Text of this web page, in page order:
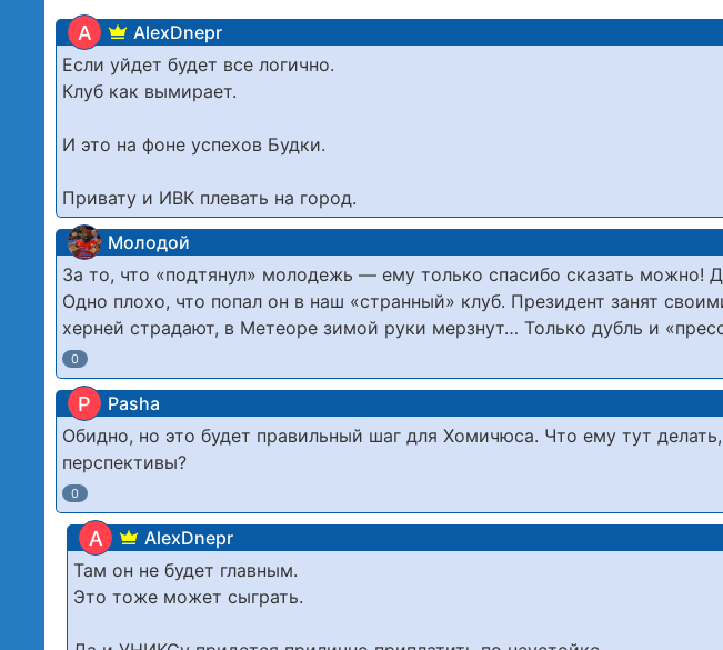
A AlexDnepr
Если уйдет будет все логично.
Клуб как вымирает.
И это на фоне успехов Будки.
Привату и ИВК плевать на город.
Молодой
За то, что «подтянул» молодежь — ему только спасибо сказать можно!
Одно плохо, что попал он в наш «странный» клуб. Президент занят
херней страдают, в Метеоре зимой руки мерзнут… Только дубль и
0
P Pasha
Обидно, но это будет правильный шаг для Хомичюса. Что ему тут
перспективы?
0
A AlexDnepr
Там он не будет главным.
Это тоже может сыграть.